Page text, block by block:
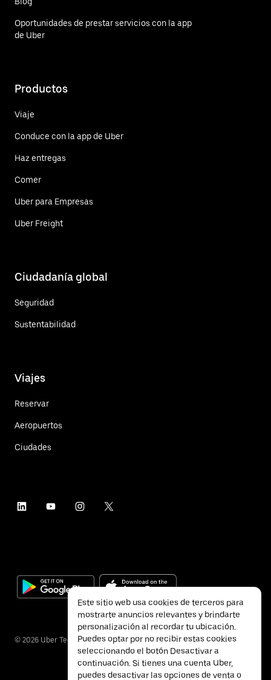
Oportunidades de prestar servicios con la app
de Uber
Productos
Viaje
Conduce con la app de Uber
Haz entregas
Comer
Uber para Empresas
Uber Freight
Ciudadanía global
Seguridad
Sustentabilidad
Viajes
Reservar
Aeropuertos
Ciudades
© 2026 Uber Technologies Inc.
Este sitio web usa cookies de terceros para
mostrarte anuncios relevantes y brindarte
personalización al recordar tu ubicación.
Puedes optar por no recibir estas cookies
seleccionando el botón Desactivar a
continuación. Si tienes una cuenta Uber,
puedes desactivar las opciones de venta o